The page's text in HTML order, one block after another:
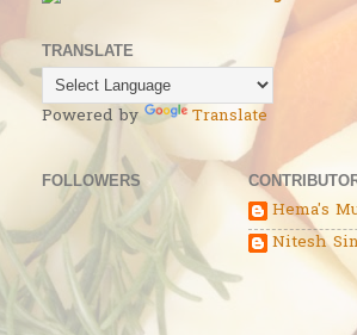
TRANSLATE
Powered by Translate
FOLLOWERS
Hema's
Nitesh